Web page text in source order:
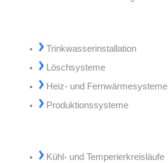
Trinkwasserinstallation
Löschsysteme
Heiz- und Fernwärmesysteme
Produktionssysteme
Kühl- und Temperierkreisläufe